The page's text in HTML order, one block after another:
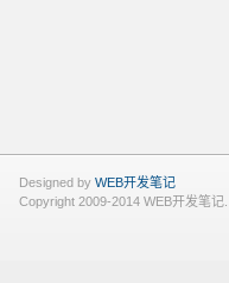
Designed by WEB开发笔记
Copyright 2009-2014 WEB开发笔